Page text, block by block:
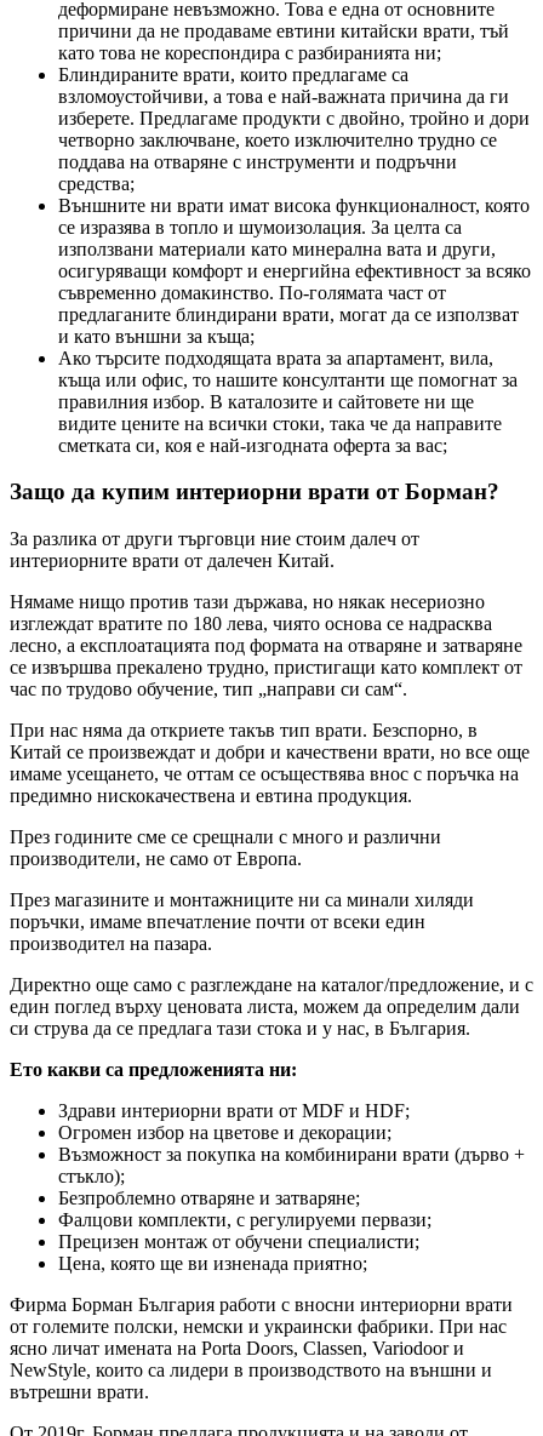
деформиране невъзможно. Това е една от основните
причини да не продаваме евтини китайски врати, тъй
като това не кореспондира с разбиранията ни;
Блиндираните врати, които предлагаме са
взломоустойчиви, а това е най-важната причина да ги
изберете. Предлагаме продукти с двойно, тройно и дори
четворно заключване, което изключително трудно се
поддава на отваряне с инструменти и подръчни
средства;
Външните ни врати имат висока функционалност, която
се изразява в топло и шумоизолация. За целта са
използвани материали като минерална вата и други,
осигуряващи комфорт и енергийна ефективност за всяко
съвременно домакинство. По-голямата част от
предлаганите блиндирани врати, могат да се използват
и като външни за къща;
Ако търсите подходящата врата за апартамент, вила,
къща или офис, то нашите консултанти ще помогнат за
правилния избор. В каталозите и сайтовете ни ще
видите цените на всички стоки, така че да направите
сметката си, коя е най-изгодната оферта за вас;
Защо да купим интериорни врати от Борман?
За разлика от други търговци ние стоим далеч от
интериорните врати от далечен Китай.
Нямаме нищо против тази държава, но някак несериозно
изглеждат вратите по 180 лева, чиято основа се надрасква
лесно, а експлоатацията под формата на отваряне и затваряне
се извършва прекалено трудно, пристигащи като комплект от
час по трудово обучение, тип „направи си сам“.
При нас няма да откриете такъв тип врати. Безспорно, в
Китай се произвеждат и добри и качествени врати, но все още
имаме усещането, че оттам се осъществява внос с поръчка на
предимно нискокачествена и евтина продукция.
През годините сме се срещнали с много и различни
производители, не само от Европа.
През магазините и монтажниците ни са минали хиляди
поръчки, имаме впечатление почти от всеки един
производител на пазара.
Директно още само с разглеждане на каталог/предложение, и с
един поглед върху ценовата листа, можем да определим дали
си струва да се предлага тази стока и у нас, в България.
Ето какви са предложенията ни:
Здрави интериорни врати от MDF и HDF;
Огромен избор на цветове и декорации;
Възможност за покупка на комбинирани врати (дърво +
стъкло);
Безпроблемно отваряне и затваряне;
Фалцови комплекти, с регулируеми первази;
Прецизен монтаж от обучени специалисти;
Цена, която ще ви изненада приятно;
Фирма Борман България работи с вносни интериорни врати
от големите полски, немски и украински фабрики. При нас
ясно личат имената на Porta Doors, Classen, Variodoor и
NewStyle, които са лидери в производството на външни и
вътрешни врати.